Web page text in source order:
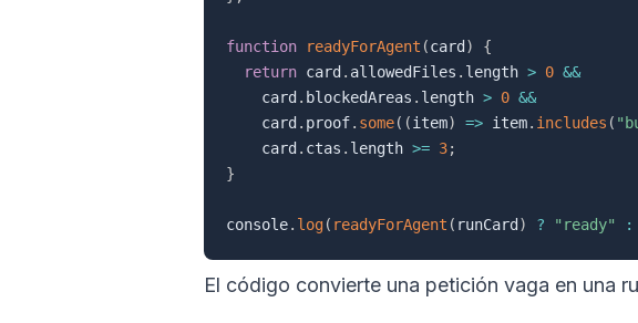
function readyForAgent (card )
{
return card . allowedFiles . length > 0 &&
    card
. blockedAreas . length > 0 &&
    card
. proof. some( (item) => item. includes (
    card
. ctas . length >= 3;
}
console. log( readyForAgent ( runCard ) ? "ready" :
El código convierte una petición vaga en una